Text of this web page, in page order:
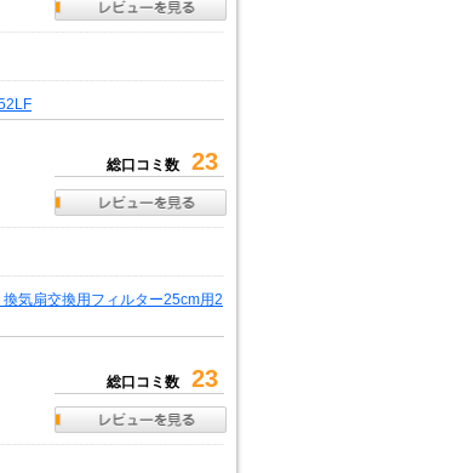
総口コミ数 23
気扇交換用フィルター25cm用2
総口コミ数 23